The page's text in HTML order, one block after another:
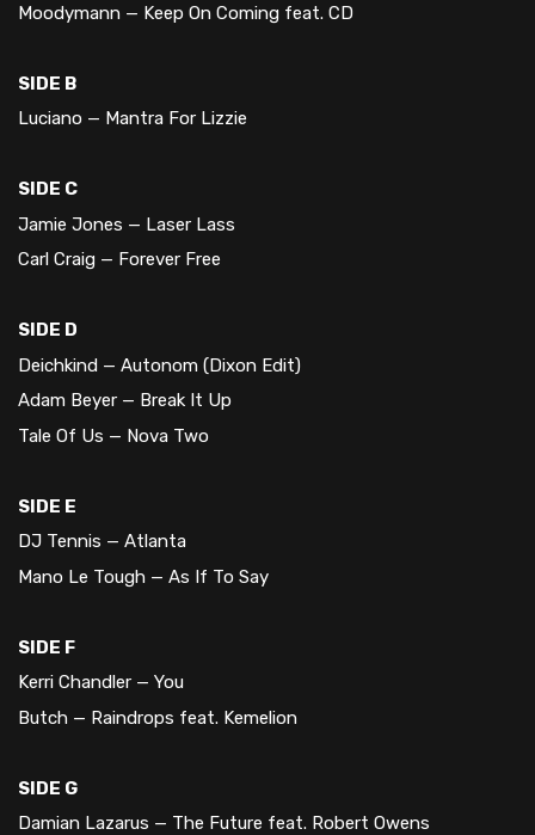
Moodymann — Keep On Coming feat. CD
SIDE B
Luciano — Mantra For Lizzie
SIDE C
Jamie Jones — Laser Lass
Carl Craig — Forever Free
SIDE D
Deichkind — Autonom (Dixon Edit)
Adam Beyer — Break It Up
Tale Of Us — Nova Two
SIDE E
DJ Tennis — Atlanta
Mano Le Tough — As If To Say
SIDE F
Kerri Chandler — You
Butch — Raindrops feat. Kemelion
SIDE G
Damian Lazarus — The Future feat. Robert Owens